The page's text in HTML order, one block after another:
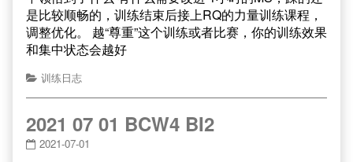
是比较顺畅的，训练结束后接上RQ的力量训练课程，
调整优化。 越“尊重”这个训练或者比赛，你的训练效果
和集中状态会越好
训练日志
2021 07 01 BCW4 BI2
2021-07-01